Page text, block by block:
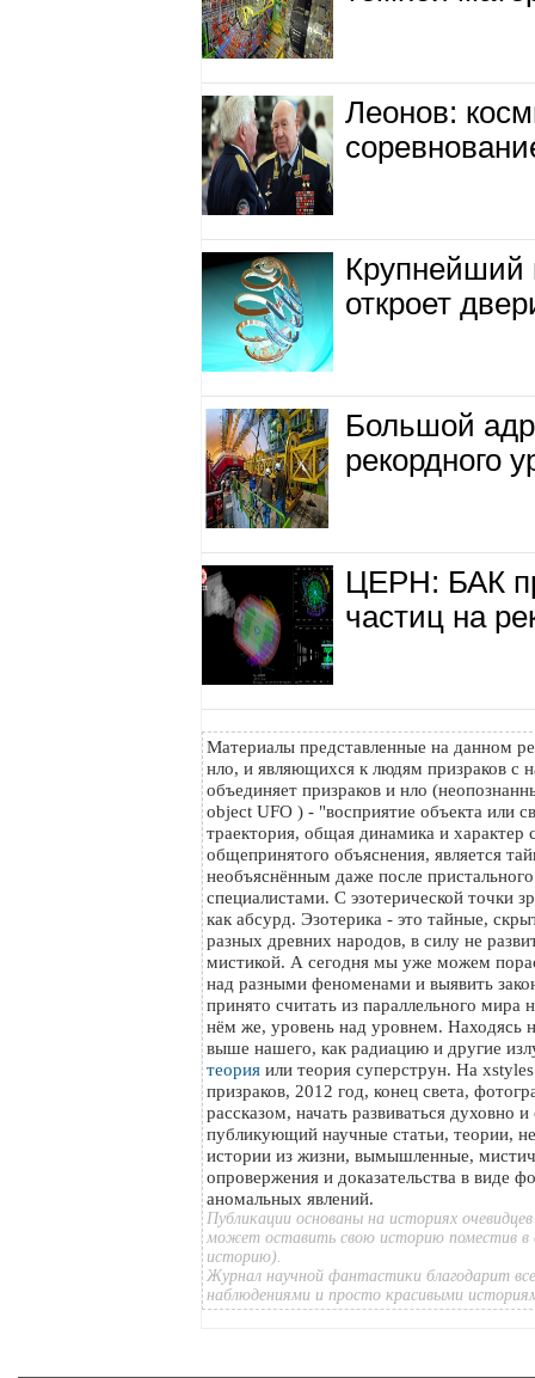
Леонов:
Крупнейший
откроет
Большой
рекордного
ЦЕРН: БАК
частиц на
Материалы представленные на данном
нло, и являющихся к людям призраков с
объединяет призраков и нло
object UFO ) - "восприятие объекта или
траектория, общая динамика и характер
общепринятого объяснения, является
необъяснённым даже после
специалистами. С эзотерической точки
как абсурд. Эзотерика - это тайные,
разных древних народов, в силу не
мистикой. А сегодня мы уже можем
над разными феноменами и выявить
принято считать из параллельного мира
нём же, уровень над уровнем. Находясь
выше нашего, как радиацию и другие
теория или теория суперструн. На
призраков, 2012 год, конец света,
рассказом, начать развиваться духовно
публикующий научные статьи, теории,
истории из жизни, вымышленные,
опровержения и доказательства в виде
аномальных явлений.
Публикации основаны на историях
может оставить свою историю поместив в
историю).
Журнал научной фантастики благодарит
наблюдениями и просто красивыми